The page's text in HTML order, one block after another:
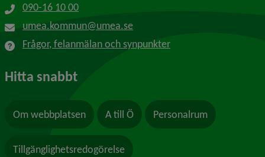
090-16 10 00
umea.kommun@umea.se
Frågor, felanmälan och synpunkter
Hitta snabbt
Om webbplatsen A till Ö Personalrum
Tillgänglighetsredogörelse